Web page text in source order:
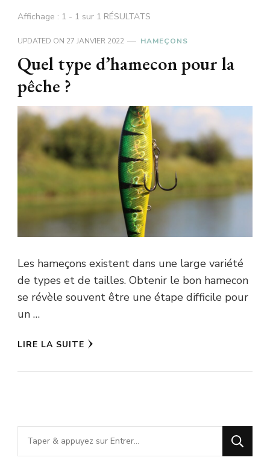
Affichage : 1 - 1 sur 1 RÉSULTATS
UPDATED ON 27 JANVIER 2022 HAMEÇONS
Quel type d’hamecon pour la
pêche ?
Les hameçons existent dans une large variété
de types et de tailles. Obtenir le bon hamecon
se révèle souvent être une étape difficile pour
un …
LIRE LA SUITE
Vous
recherchiez